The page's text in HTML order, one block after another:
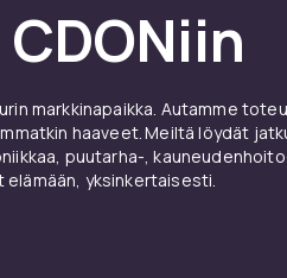
markkinapaikka. Autamme
haaveet. Meiltä löydät
puutarha-,
elämään, yksinkertaisesti.